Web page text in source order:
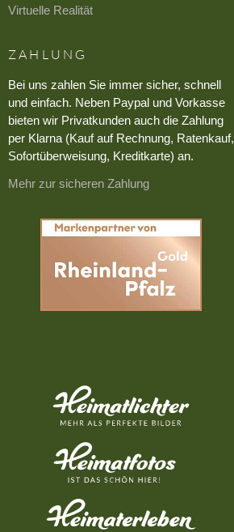
Virtuelle Realität
ZAHLUNG
Bei uns zahlen Sie immer sicher, schnell
und einfach. Neben Paypal und Vorkasse
bieten wir Privatkunden auch die Zahlung
per Klarna (Kauf auf Rechnung, Ratenkauf,
Sofortüberweisung, Kreditkarte) an.
Mehr zur sicheren Zahlung